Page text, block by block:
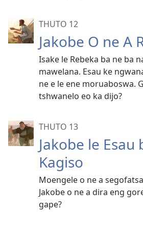
THUTO 12
Jakobe O ne A
Isake le Rebeka ba ne ba
mawelana. Esau ke
ne e le ene moruaboswa.
tshwanelo eo ka dijo?
THUTO 13
Jakobe le Esau
Kagiso
Moengele o ne a
Jakobe o ne a dira eng
gape?